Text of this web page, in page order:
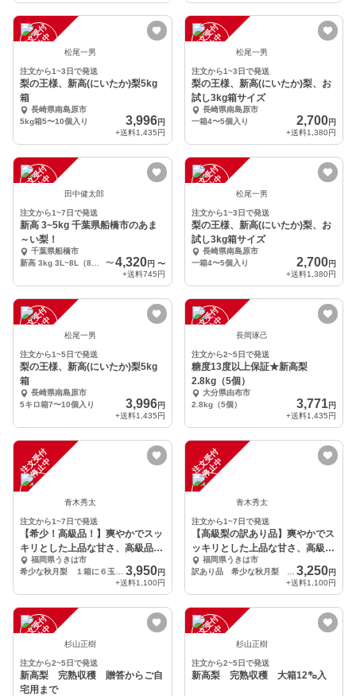
注
文
受
付
停
止
中 松尾一男
注文から1~3日で発送
梨の王様、新高(にいたか)梨5kg
箱
長崎県南島原市
5kg箱5〜10個入り
3,996円
+送料1,435円
注
文
受
付
停
止
中 松尾一男
注文から1~3日で発送
梨の王様、新高(にいたか)梨、お
試し3kg箱サイズ
長崎県南島原市
一箱4〜5個入り
2,700円
+送料1,380円
注
文
受
付
停
止
中 田中健太郎
注文から1~7日で発送
新高 3~5kg 千葉県船橋市のあま
～い梨！
千葉県船橋市
〜 4,320円 〜
+送料745円
注
文
受
付
停
止
中 松尾一男
注文から1~3日で発送
梨の王様、新高(にいたか)梨、お
試し3kg箱サイズ
長崎県南島原市
一箱4〜5個入り
2,700円
+送料1,380円
注
文
受
付
停
止
中 松尾一男
注文から1~5日で発送
梨の王様、新高(にいたか)梨5kg
箱
長崎県南島原市
5キロ箱7〜10個入り
3,996円
+送料1,435円
注
文
受
付
停
止
中 長岡琢己
注文から2~5日で発送
糖度13度以上保証★新高梨
2.8kg（5個）
大分県由布市
2.8kg（5個）
3,771円
+送料1,435円
注
文
受
付
停
止
中
青木秀太
注文から1~7日で発送
【希少！高級品！】爽やかでスッ
キリとした上品な甘さ、高級品
「あきづき梨」
福岡県うきは市
3,950円
+送料1,100円
注
文
受
付
停
止
中
青木秀太
注文から1~7日で発送
【高級梨の訳あり品】爽やかでス
ッキリとした上品な甘さ、高級梨
【あきづき】
福岡県うきは市
3,250円
+送料1,100円
注
文
受
付
停
止
中 杉山正樹
注文から2~5日で発送
新高梨 完熟収穫 贈答からご自
宅用まで
注
文
受
付
停
止
中 杉山正樹
注文から2~5日で発送
新高梨 完熟収穫 大箱12㌔入